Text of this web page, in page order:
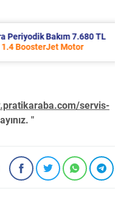
Bakım 7.680 TL
Motor
servis-
"